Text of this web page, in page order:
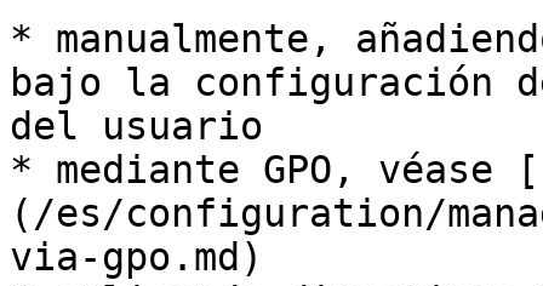
* manualmente,
bajo la configuración
del usuario
* mediante GPO, véase
(/es/configuration/
via-gpo.md)